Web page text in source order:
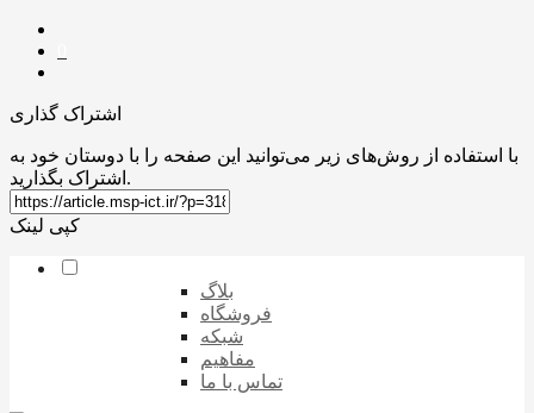
اشتراک گذاری
با استفاده از روش‌های زیر می‌توانید این صفحه را با دوستان خود به
اشتراک بگذارید.
کپی لینک
بلاگ
فروشگاه
شبکه
مفاهیم
تماس با ما